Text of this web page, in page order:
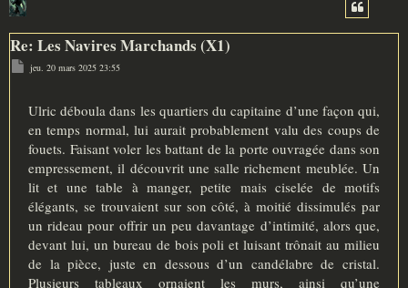
Re: Les Navires Marchands (X1)
M
e
a
g
e
jeu. 20 mars 2025 23:55
Ulric déboula dans les quartiers du capitaine d’une façon qui,
en temps normal, lui aurait probablement valu des coups de
fouets. Faisant voler les battant de la porte ouvragée dans son
empressement, il découvrit une salle richement meublée. Un
lit et une table à manger, petite mais ciselée de motifs
élégants, se trouvaient sur son côté, à moitié dissimulés par
un rideau pour offrir un peu davantage d’intimité, alors que,
devant lui, un bureau de bois poli et luisant trônait au milieu
de la pièce, juste en dessous d’un candélabre de cristal.
Plusieurs tableaux ornaient les murs, ainsi qu’une